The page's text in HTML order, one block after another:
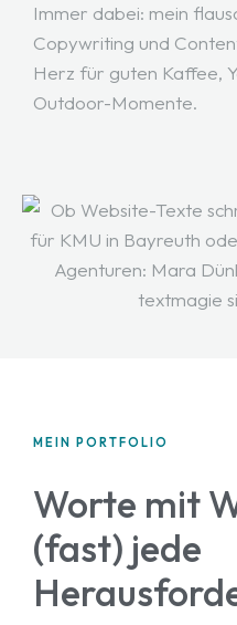
Immer dabei: mein
Copywriting und
Herz für guten Kaffee,
Outdoor-Momente.
MEIN PORTFOLIO
Worte mit
(fast) jede